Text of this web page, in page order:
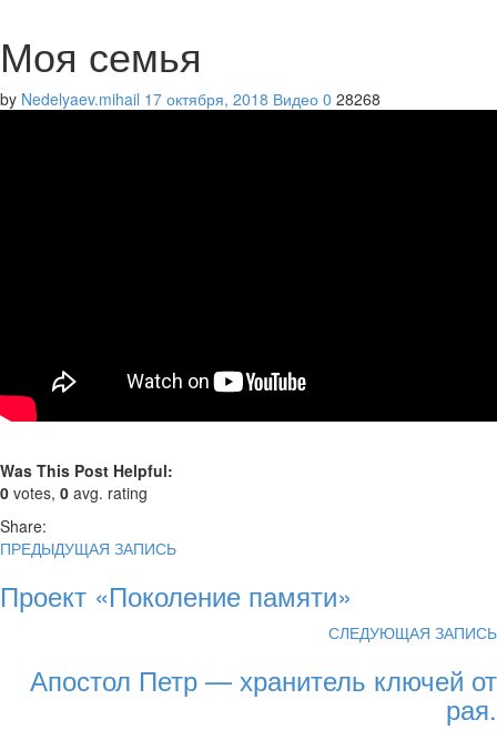
Моя семья
by Nedelyaev.mihail 17 октября, 2018 Видео 0 28268
Was This Post Helpful:
0 votes, 0 avg. rating
Share:
ПРЕДЫДУЩАЯ ЗАПИСЬ
Проект «Поколение памяти»
СЛЕДУЮЩАЯ ЗАПИСЬ
Апостол Петр — хранитель ключей от
рая.